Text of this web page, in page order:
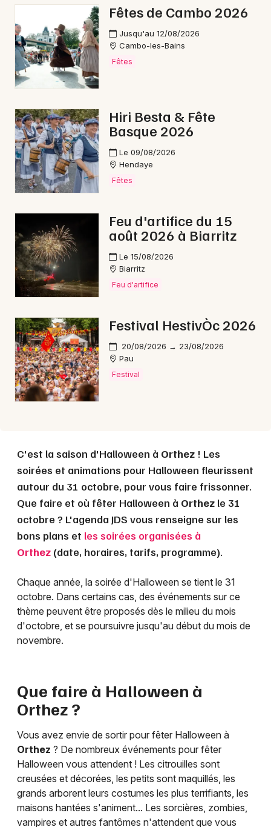
Halloween en Nouvelle-Aquitaine
Artistes en tournée
Actus à Orthez
Magazine à Orthez
64 - Pyrénées-Atlantiques
Choisir mes départements
Mon email
Fêtes de Cambo 2026
Jusqu'au 12/08/2026
Cambo-les-Bains
Fêtes
Hiri Besta & Fête
Basque 2026
Le 09/08/2026
Hendaye
Fêtes
Feu d'artifice du 15
août 2026 à Biarritz
Le 15/08/2026
Biarritz
Feu d'artifice
Festival HestivÒc 2026
20/08/2026 → 23/08/2026
Pau
Festival
C'est la saison d'Halloween à Orthez ! Les
soirées et animations pour Halloween fleurissent
autour du 31 octobre, pour vous faire frissonner.
Que faire et où fêter Halloween à Orthez le 31
octobre ? L'agenda JDS vous renseigne sur les
bons plans et les soirées organisées à
Orthez (date, horaires, tarifs, programme).
Chaque année, la soirée d'Halloween se tient le 31
octobre. Dans certains cas, des événements sur ce
thème peuvent être proposés dès le milieu du mois
d'octobre, et se poursuivre jusqu'au début du mois de
novembre.
Que faire à Halloween à
Orthez ?
Vous avez envie de sortir pour fêter Halloween à
Orthez ? De nombreux événements pour fêter
Halloween vous attendent ! Les citrouilles sont
creusées et décorées, les petits sont maquillés, les
grands arborent leurs costumes les plus terrifiants, les
maisons hantées s'animent... Les sorcières, zombies,
vampires et autres fantômes n'attendent que vous